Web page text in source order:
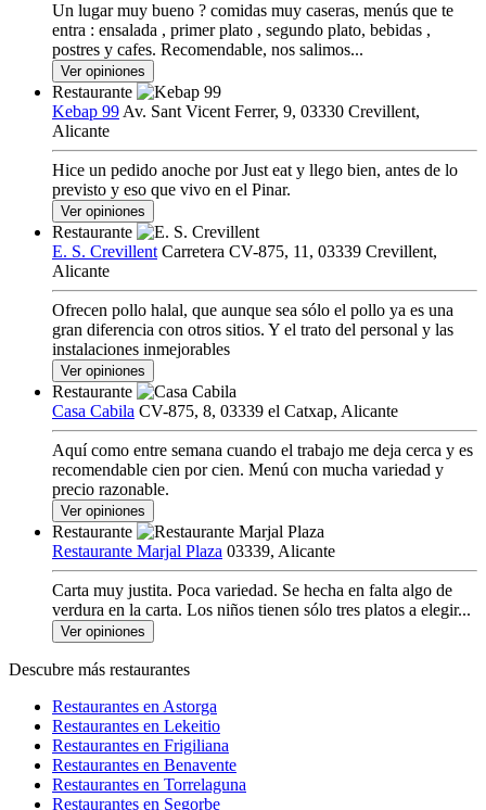
Un lugar muy bueno ? comidas muy caseras, menús que te
entra : ensalada , primer plato , segundo plato, bebidas ,
postres y cafes. Recomendable, nos salimos...
Ver opiniones
Restaurante
Kebap 99 Av. Sant Vicent Ferrer, 9, 03330 Crevillent,
Alicante
Hice un pedido anoche por Just eat y llego bien, antes de lo
previsto y eso que vivo en el Pinar.
Ver opiniones
Restaurante
E. S. Crevillent Carretera CV-875, 11, 03339 Crevillent,
Alicante
Ofrecen pollo halal, que aunque sea sólo el pollo ya es una
gran diferencia con otros sitios. Y el trato del personal y las
instalaciones inmejorables
Ver opiniones
Restaurante
Casa Cabila CV-875, 8, 03339 el Catxap, Alicante
Aquí como entre semana cuando el trabajo me deja cerca y es
recomendable cien por cien. Menú con mucha variedad y
precio razonable.
Ver opiniones
Restaurante
Restaurante Marjal Plaza 03339, Alicante
Carta muy justita. Poca variedad. Se hecha en falta algo de
verdura en la carta. Los niños tienen sólo tres platos a elegir...
Ver opiniones
Descubre más restaurantes
Restaurantes en Astorga
Restaurantes en Lekeitio
Restaurantes en Frigiliana
Restaurantes en Benavente
Restaurantes en Torrelaguna
Restaurantes en Segorbe